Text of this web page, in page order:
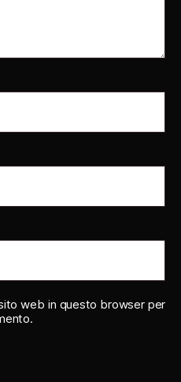
web in questo browser per